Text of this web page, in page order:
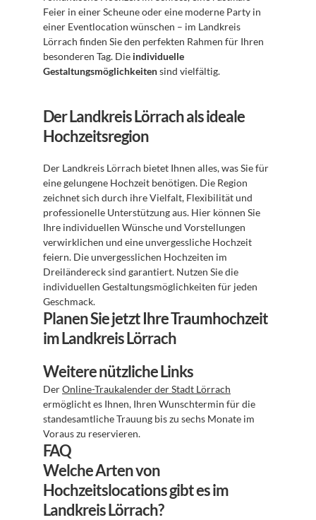
Feier in einer Scheune oder eine moderne Party in
einer Eventlocation wünschen – im Landkreis
Lörrach finden Sie den perfekten Rahmen für Ihren
besonderen Tag. Die individuelle
Gestaltungsmöglichkeiten sind vielfältig.
Der Landkreis Lörrach als ideale
Hochzeitsregion
Der Landkreis Lörrach bietet Ihnen alles, was Sie für
eine gelungene Hochzeit benötigen. Die Region
zeichnet sich durch ihre Vielfalt, Flexibilität und
professionelle Unterstützung aus. Hier können Sie
Ihre individuellen Wünsche und Vorstellungen
verwirklichen und eine unvergessliche Hochzeit
feiern. Die unvergesslichen Hochzeiten im
Dreiländereck sind garantiert. Nutzen Sie die
individuellen Gestaltungsmöglichkeiten für jeden
Geschmack.
Planen Sie jetzt Ihre Traumhochzeit
im Landkreis Lörrach
Weitere nützliche Links
Der Online-Traukalender der Stadt Lörrach
ermöglicht es Ihnen, Ihren Wunschtermin für die
standesamtliche Trauung bis zu sechs Monate im
Voraus zu reservieren.
FAQ
Welche Arten von
Hochzeitslocations gibt es im
Landkreis Lörrach?